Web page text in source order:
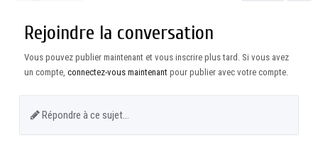
Rejoindre la conversation
Vous pouvez publier maintenant et vous inscrire plus tard. Si vous avez
un compte, connectez-vous maintenant pour publier avec votre compte.
Répondre à ce sujet…